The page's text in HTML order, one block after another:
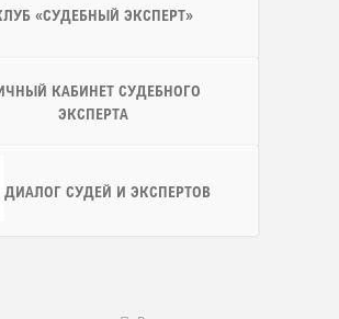
«СУДЕБНЫЙ ЭКСПЕРТ»
КАБИНЕТ СУДЕБНОГО
ЭКСПЕРТА
ДИАЛОГ СУДЕЙ И ЭКСПЕРТОВ